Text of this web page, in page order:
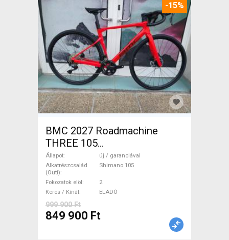
-15%
BMC 2027 Roadmachine
THREE 105
(47,51,54,56,58,61) Országúti
Shimano 105 tárcsafék új /
garanciával ELADÓ
Állapot
új / garanciával
Alkatrészcsalád
(Outi)
Shimano 105
Fokozatok elöl
2
Keres / Kínál
ELADÓ
999 900 Ft
849 900 Ft